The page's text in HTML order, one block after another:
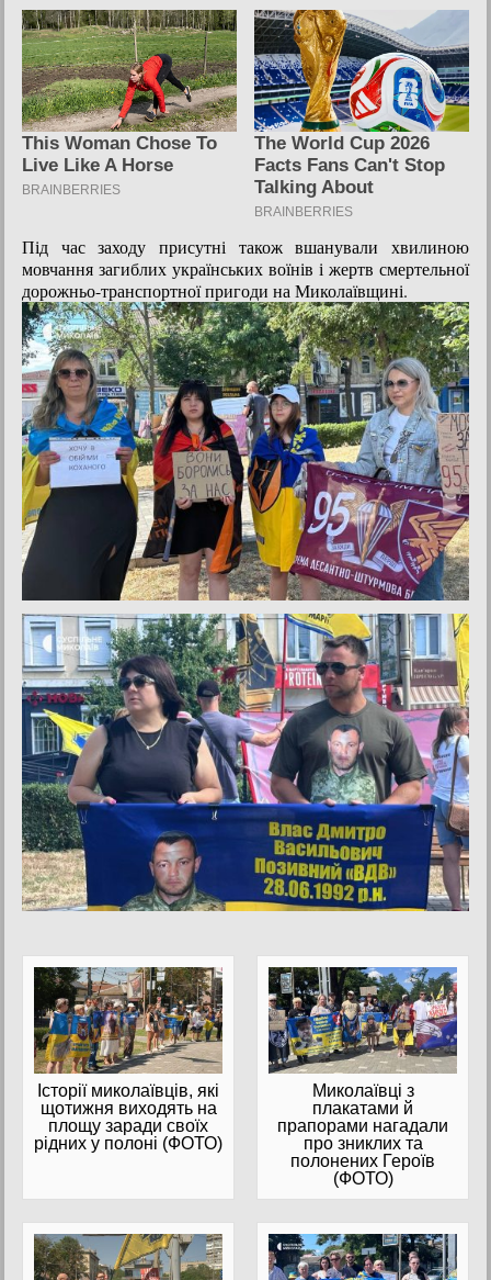
Під час заходу присутні також вшанували хвилиною
мовчання загиблих українських воїнів і жертв смертельної
дорожньо-транспортної пригоди на Миколаївщині.
Історії миколаївців, які
щотижня виходять на
площу заради своїх
рідних у полоні (ФОТО)
Миколаївці з
плакатами й
прапорами нагадали
про зниклих та
полонених Героїв
(ФОТО)